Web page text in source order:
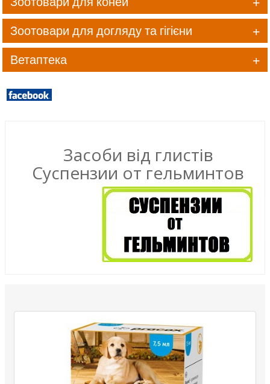
Зоотовари для догляду та гігієни
Ветаптека
Засоби від глистів
Суспензии от гельминтов